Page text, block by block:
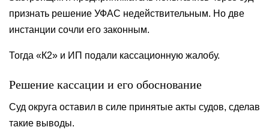
признать решение УФАС недействительным. Но две
инстанции сочли его законным.
Тогда «К2» и ИП подали кассационную жалобу.
Решение кассации и его обоснование
Суд округа оставил в силе принятые акты судов, сделав
такие выводы.